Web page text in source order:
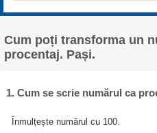
Cum poți transforma un
procentaj. Pași.
1. Cum se scrie numărul ca
Înmulțește numărul cu 100.